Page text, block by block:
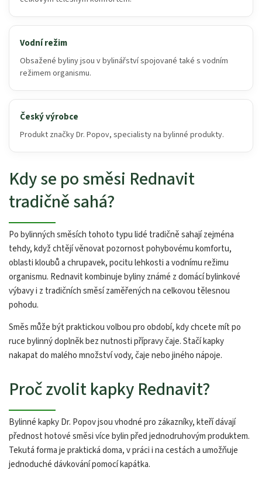
Vodní režim
Obsažené byliny jsou v bylinářství spojované také s vodním
režimem organismu.
Český výrobce
Produkt značky Dr. Popov, specialisty na bylinné produkty.
Kdy se po směsi Rednavit
tradičně sahá?
Po bylinných směsích tohoto typu lidé tradičně sahají zejména
tehdy, když chtějí věnovat pozornost pohybovému komfortu,
oblasti kloubů a chrupavek, pocitu lehkosti a vodnímu režimu
organismu. Rednavit kombinuje byliny známé z domácí bylinkové
výbavy i z tradičních směsí zaměřených na celkovou tělesnou
pohodu.
Směs může být praktickou volbou pro období, kdy chcete mít po
ruce bylinný doplněk bez nutnosti přípravy čaje. Stačí kapky
nakapat do malého množství vody, čaje nebo jiného nápoje.
Proč zvolit kapky Rednavit?
Bylinné kapky Dr. Popov jsou vhodné pro zákazníky, kteří dávají
přednost hotové směsi více bylin před jednodruhovým produktem.
Tekutá forma je praktická doma, v práci i na cestách a umožňuje
jednoduché dávkování pomocí kapátka.